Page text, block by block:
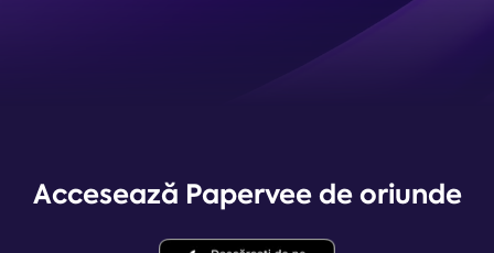
Accesează Papervee de oriunde